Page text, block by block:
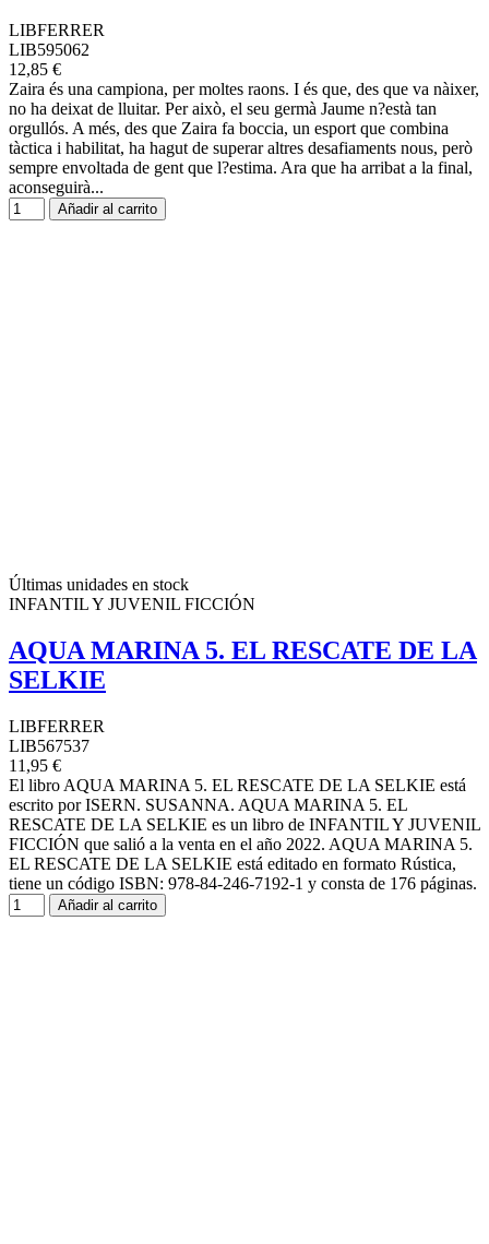
LIBFERRER
LIB595062
12,85 €
Zaira és una campiona, per moltes raons. I és que, des que va nàixer,
no ha deixat de lluitar. Per això, el seu germà Jaume n?està tan
orgullós. A més, des que Zaira fa boccia, un esport que combina
tàctica i habilitat, ha hagut de superar altres desafiaments nous, però
sempre envoltada de gent que l?estima. Ara que ha arribat a la final,
aconseguirà...
Añadir al carrito
Últimas unidades en stock
INFANTIL Y JUVENIL FICCIÓN
AQUA MARINA 5. EL RESCATE DE LA
SELKIE
LIBFERRER
LIB567537
11,95 €
El libro AQUA MARINA 5. EL RESCATE DE LA SELKIE está
escrito por ISERN. SUSANNA. AQUA MARINA 5. EL
RESCATE DE LA SELKIE es un libro de INFANTIL Y JUVENIL
FICCIÓN que salió a la venta en el año 2022. AQUA MARINA 5.
EL RESCATE DE LA SELKIE está editado en formato Rústica,
tiene un código ISBN: 978-84-246-7192-1 y consta de 176 páginas.
Añadir al carrito